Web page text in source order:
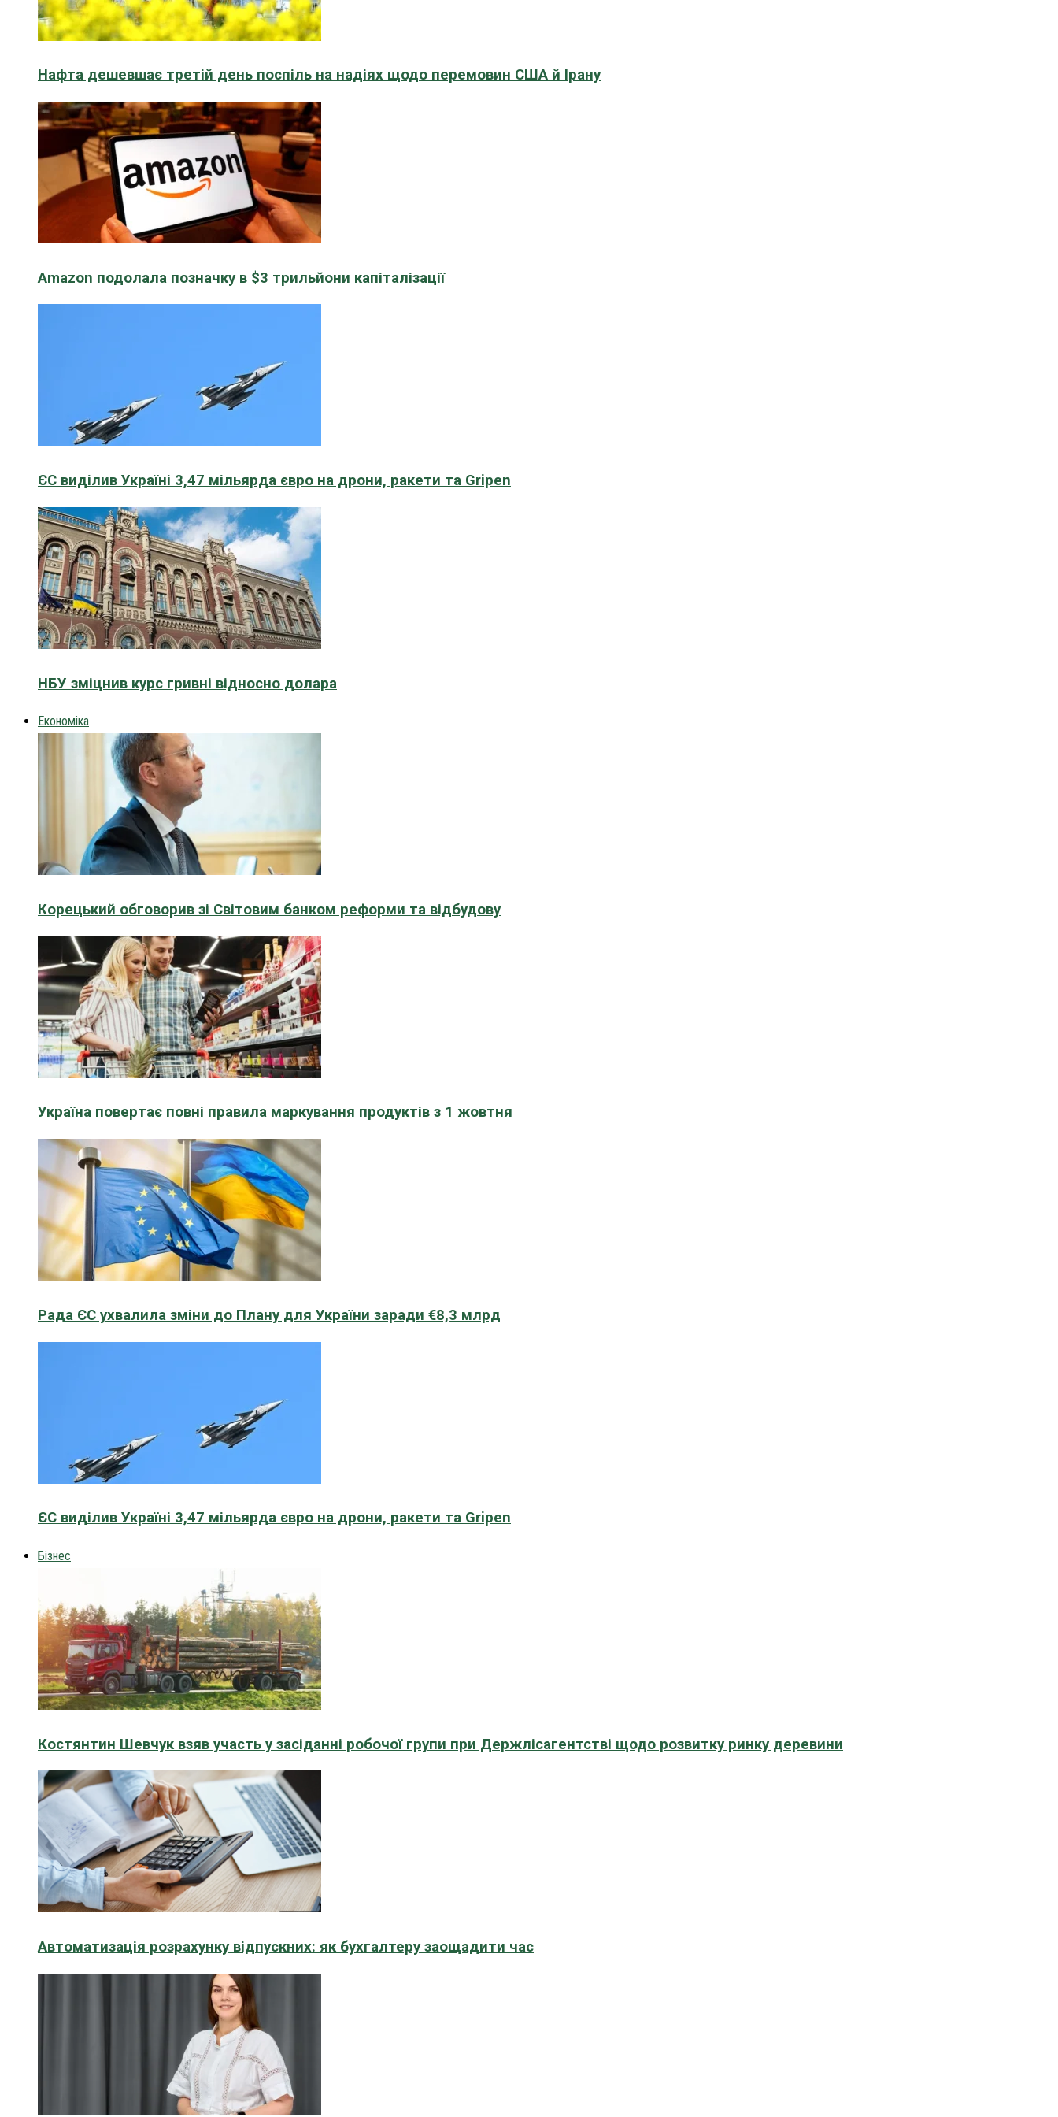
Нафта дешевшає третій день поспіль на надіях щодо перемовин США й Ірану
Amazon подолала позначку в $3 трильйони капіталізації
ЄС виділив Україні 3,47 мільярда євро на дрони, ракети та Gripen
НБУ зміцнив курс гривні відносно долара
Економіка
Корецький обговорив зі Світовим банком реформи та відбудову
Україна повертає повні правила маркування продуктів з 1 жовтня
Рада ЄС ухвалила зміни до Плану для України заради €8,3 млрд
ЄС виділив Україні 3,47 мільярда євро на дрони, ракети та Gripen
Бізнес
Костянтин Шевчук взяв участь у засіданні робочої групи при Держлісагентстві щодо розвитку ринку деревини
Автоматизація розрахунку відпускних: як бухгалтеру заощадити час